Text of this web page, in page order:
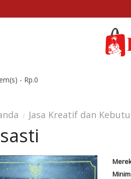
- Rp.0
Jasa Kreatif dan